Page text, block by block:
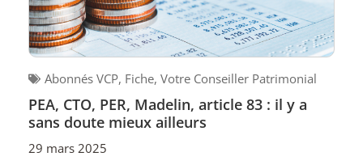
Abonnés VCP, Fiche, Votre Conseiller Patrimonial
PEA, CTO, PER, Madelin, article 83 : il y a
sans doute mieux ailleurs
29 mars 2025